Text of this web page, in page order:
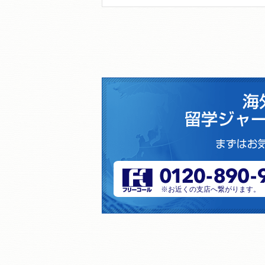
※お近くの支店へ繋がります。